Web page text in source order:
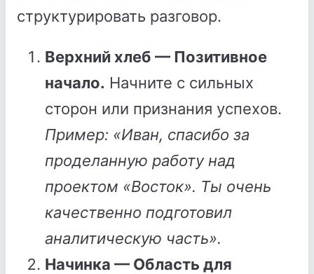
структурировать разговор.
Верхний хлеб — Позитивное
начало. Начните с сильных
сторон или признания успехов.
Пример: «Иван, спасибо за
проделанную работу над
проектом «Восток». Ты очень
качественно подготовил
аналитическую часть».
Начинка — Область для